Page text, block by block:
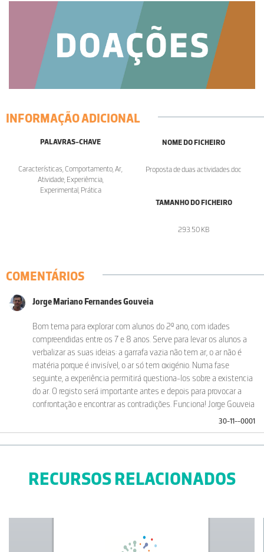
INFORMAÇÃO ADICIONAL
PALAVRAS-CHAVE
Características, Comportamento, Ar,
Atividade, Experiêmcia,
Experimental, Prática
NOME DO FICHEIRO
Proposta de duas actividades.doc
TAMANHO DO FICHEIRO
293.50 KB
COMENTÁRIOS
Jorge Mariano Fernandes Gouveia
Bom tema para explorar com alunos do 2º ano, com idades
compreendidas entre os 7 e 8 anos. Serve para levar os alunos a
verbalizar as suas ideias: a garrafa vazia não tem ar, o ar não é
matéria porque é invisível, o ar só tem oxigénio. Numa fase
seguinte, a experiência permitirá questiona-los sobre a existencia
do ar. O registo será importante antes e depois para provocar a
confrontação e encontrar as contradições. Funciona! Jorge Gouveia
30-11--0001
RECURSOS RELACIONADOS